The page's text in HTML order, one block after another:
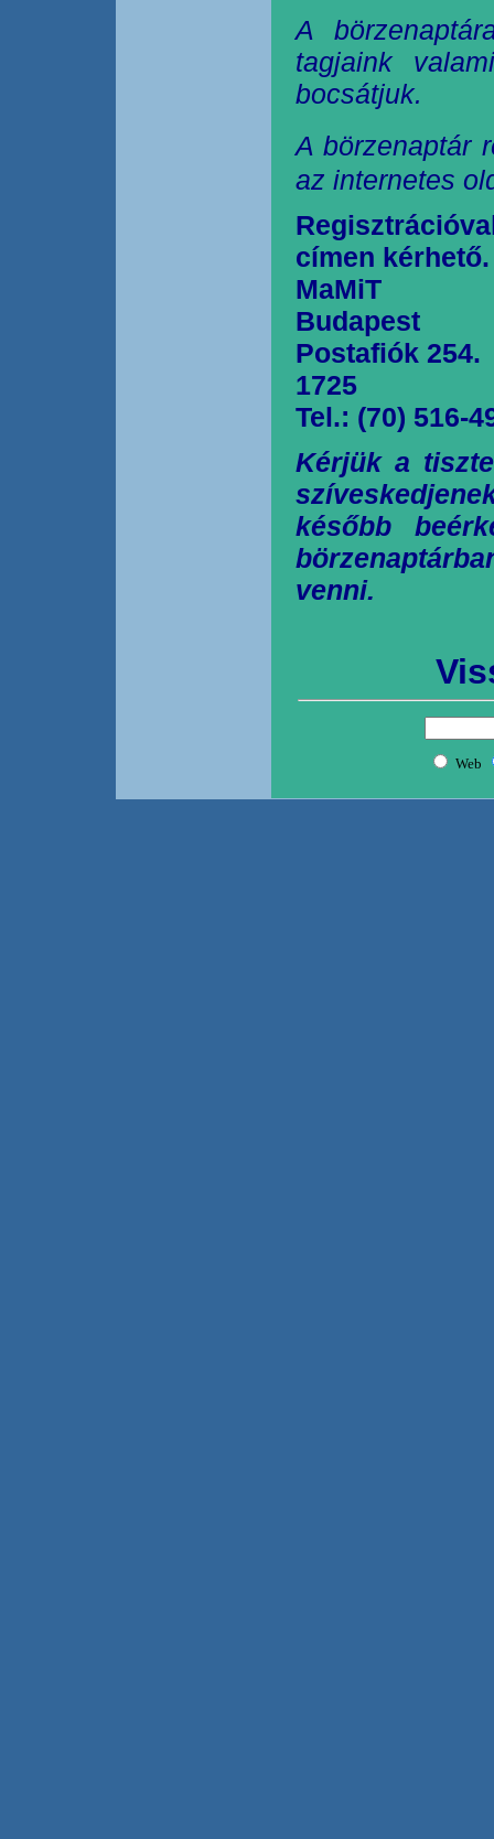
A
tagjaink
bocsátjuk.
A börzenaptár
az internetes
címen kérhető.
MaMiT
Budapest
Postafiók 254.
1725
Tel.: (70) 516-
Kérjük a
később
venni.